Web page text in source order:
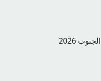
2026